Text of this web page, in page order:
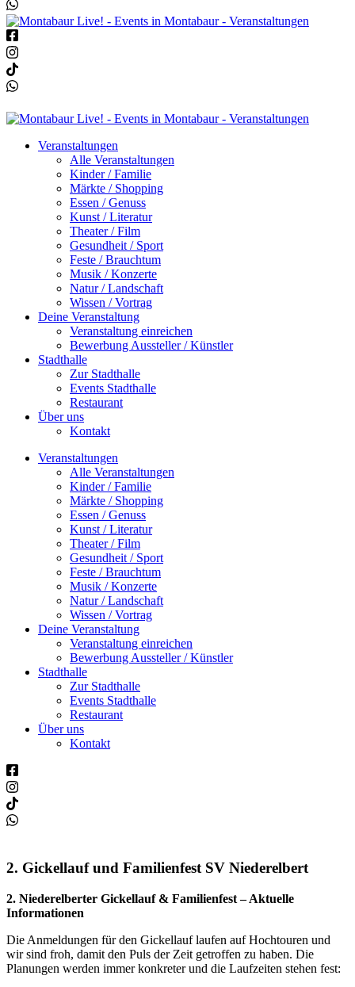
Veranstaltungen
Alle Veranstaltungen
Kinder / Familie
Märkte / Shopping
Essen / Genuss
Kunst / Literatur
Theater / Film
Gesundheit / Sport
Feste / Brauchtum
Musik / Konzerte
Natur / Landschaft
Wissen / Vortrag
Deine Veranstaltung
Veranstaltung einreichen
Bewerbung Aussteller / Künstler
Stadthalle
Zur Stadthalle
Events Stadthalle
Restaurant
Über uns
Kontakt
Veranstaltungen
Alle Veranstaltungen
Kinder / Familie
Märkte / Shopping
Essen / Genuss
Kunst / Literatur
Theater / Film
Gesundheit / Sport
Feste / Brauchtum
Musik / Konzerte
Natur / Landschaft
Wissen / Vortrag
Deine Veranstaltung
Veranstaltung einreichen
Bewerbung Aussteller / Künstler
Stadthalle
Zur Stadthalle
Events Stadthalle
Restaurant
Über uns
Kontakt
2. Gickellauf und Familienfest SV Niederelbert
2. Niederelberter Gickellauf & Familienfest – Aktuelle
Informationen
Die Anmeldungen für den Gickellauf laufen auf Hochtouren und
wir sind froh, damit den Puls der Zeit getroffen zu haben. Die
Planungen werden immer konkreter und die Laufzeiten stehen fest: